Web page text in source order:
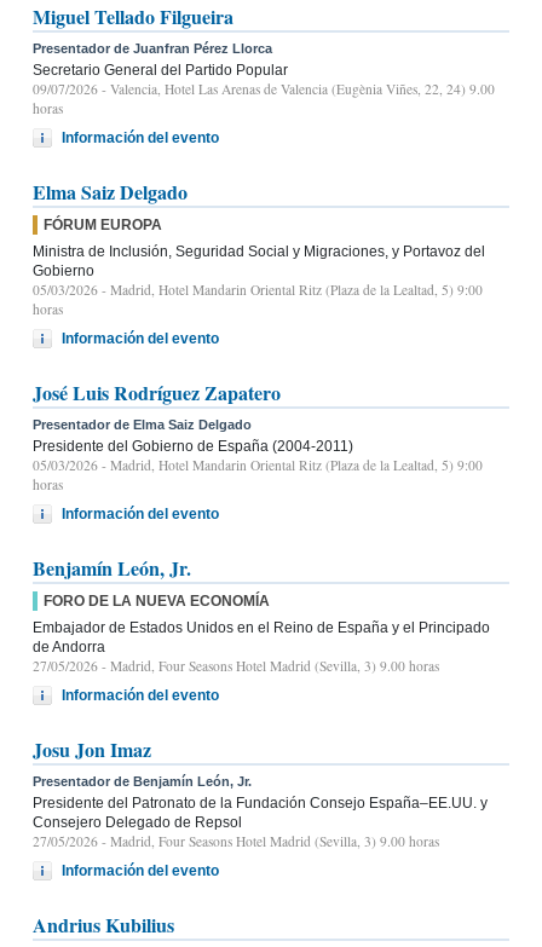
Miguel Tellado Filgueira
Presentador de Juanfran Pérez Llorca
Secretario General del Partido Popular
09/07/2026 - Valencia, Hotel Las Arenas de Valencia (Eugènia Viñes, 22, 24) 9.00
horas
Información del evento
Elma Saiz Delgado
FÓRUM EUROPA
Ministra de Inclusión, Seguridad Social y Migraciones, y Portavoz del
Gobierno
05/03/2026 - Madrid, Hotel Mandarin Oriental Ritz (Plaza de la Lealtad, 5) 9:00
horas
Información del evento
José Luis Rodríguez Zapatero
Presentador de Elma Saiz Delgado
Presidente del Gobierno de España (2004-2011)
05/03/2026 - Madrid, Hotel Mandarin Oriental Ritz (Plaza de la Lealtad, 5) 9:00
horas
Información del evento
Benjamín León, Jr.
FORO DE LA NUEVA ECONOMÍA
Embajador de Estados Unidos en el Reino de España y el Principado
de Andorra
27/05/2026 - Madrid, Four Seasons Hotel Madrid (Sevilla, 3) 9.00 horas
Información del evento
Josu Jon Imaz
Presentador de Benjamín León, Jr.
Presidente del Patronato de la Fundación Consejo España–EE.UU. y
Consejero Delegado de Repsol
27/05/2026 - Madrid, Four Seasons Hotel Madrid (Sevilla, 3) 9.00 horas
Información del evento
Andrius Kubilius